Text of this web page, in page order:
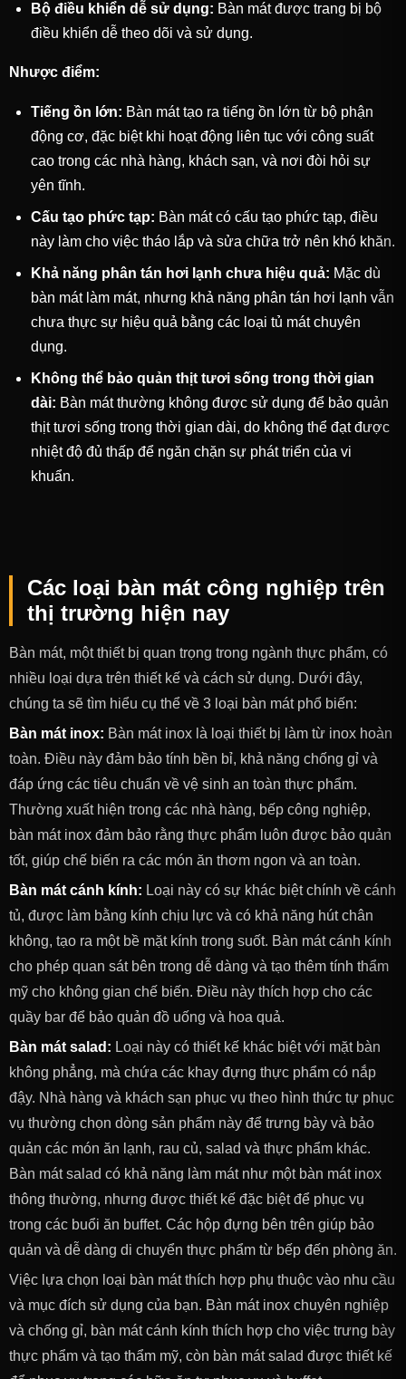
Bộ điều khiển dễ sử dụng: Bàn mát được trang bị bộ
điều khiển dễ theo dõi và sử dụng.
Nhược điểm:
Tiếng ồn lớn: Bàn mát tạo ra tiếng ồn lớn từ bộ phận
động cơ, đặc biệt khi hoạt động liên tục với công suất
cao trong các nhà hàng, khách sạn, và nơi đòi hỏi sự
yên tĩnh.
Cấu tạo phức tạp: Bàn mát có cấu tạo phức tạp, điều
này làm cho việc tháo lắp và sửa chữa trở nên khó khăn.
Khả năng phân tán hơi lạnh chưa hiệu quả: Mặc dù
bàn mát làm mát, nhưng khả năng phân tán hơi lạnh vẫn
chưa thực sự hiệu quả bằng các loại tủ mát chuyên
dụng.
Không thể bảo quản thịt tươi sống trong thời gian
dài: Bàn mát thường không được sử dụng để bảo quản
thịt tươi sống trong thời gian dài, do không thể đạt được
nhiệt độ đủ thấp để ngăn chặn sự phát triển của vi
khuẩn.
Các loại bàn mát công nghiệp trên
thị trường hiện nay
Bàn mát, một thiết bị quan trọng trong ngành thực phẩm, có
nhiều loại dựa trên thiết kế và cách sử dụng. Dưới đây,
chúng ta sẽ tìm hiểu cụ thể về 3 loại bàn mát phổ biến:
Bàn mát inox: Bàn mát inox là loại thiết bị làm từ inox hoàn
toàn. Điều này đảm bảo tính bền bỉ, khả năng chống gỉ và
đáp ứng các tiêu chuẩn về vệ sinh an toàn thực phẩm.
Thường xuất hiện trong các nhà hàng, bếp công nghiệp,
bàn mát inox đảm bảo rằng thực phẩm luôn được bảo quản
tốt, giúp chế biến ra các món ăn thơm ngon và an toàn.
Bàn mát cánh kính: Loại này có sự khác biệt chính về cánh
tủ, được làm bằng kính chịu lực và có khả năng hút chân
không, tạo ra một bề mặt kính trong suốt. Bàn mát cánh kính
cho phép quan sát bên trong dễ dàng và tạo thêm tính thẩm
mỹ cho không gian chế biến. Điều này thích hợp cho các
quầy bar để bảo quản đồ uống và hoa quả.
Bàn mát salad: Loại này có thiết kế khác biệt với mặt bàn
không phẳng, mà chứa các khay đựng thực phẩm có nắp
đậy. Nhà hàng và khách sạn phục vụ theo hình thức tự phục
vụ thường chọn dòng sản phẩm này để trưng bày và bảo
quản các món ăn lạnh, rau củ, salad và thực phẩm khác.
Bàn mát salad có khả năng làm mát như một bàn mát inox
thông thường, nhưng được thiết kế đặc biệt để phục vụ
trong các buổi ăn buffet. Các hộp đựng bên trên giúp bảo
quản và dễ dàng di chuyển thực phẩm từ bếp đến phòng ăn.
Việc lựa chọn loại bàn mát thích hợp phụ thuộc vào nhu cầu
và mục đích sử dụng của bạn. Bàn mát inox chuyên nghiệp
và chống gỉ, bàn mát cánh kính thích hợp cho việc trưng bày
thực phẩm và tạo thẩm mỹ, còn bàn mát salad được thiết kế